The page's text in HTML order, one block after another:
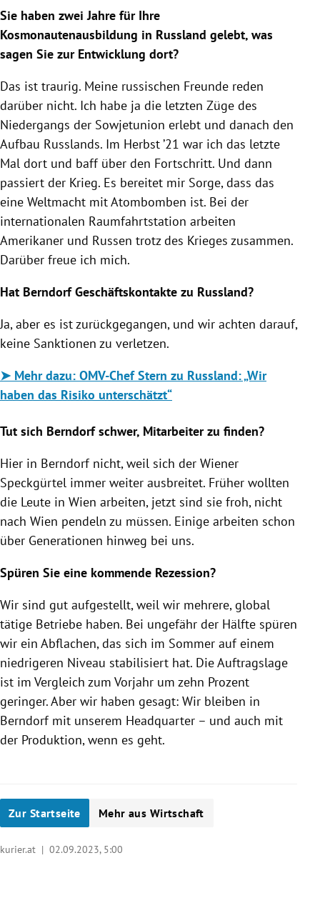
Sie haben zwei Jahre für Ihre
Kosmonautenausbildung in Russland gelebt, was
sagen Sie zur Entwicklung dort?
Das ist traurig. Meine russischen Freunde reden
darüber nicht. Ich habe ja die letzten Züge des
Niedergangs der Sowjetunion erlebt und danach den
Aufbau Russlands. Im Herbst ’21 war ich das letzte
Mal dort und baff über den Fortschritt. Und dann
passiert der Krieg. Es bereitet mir Sorge, dass das
eine Weltmacht mit Atombomben ist. Bei der
internationalen Raumfahrtstation arbeiten
Amerikaner und Russen trotz des Krieges zusammen.
Darüber freue ich mich.
Hat Berndorf Geschäftskontakte zu Russland?
Ja, aber es ist zurückgegangen, und wir achten darauf,
keine Sanktionen zu verletzen.
➤ Mehr dazu: OMV-Chef Stern zu Russland: „Wir
haben das Risiko unterschätzt“
Tut sich Berndorf schwer, Mitarbeiter zu finden?
Hier in Berndorf nicht, weil sich der Wiener
Speckgürtel immer weiter ausbreitet. Früher wollten
die Leute in Wien arbeiten, jetzt sind sie froh, nicht
nach Wien pendeln zu müssen. Einige arbeiten schon
über Generationen hinweg bei uns.
Spüren Sie eine kommende Rezession?
Wir sind gut aufgestellt, weil wir mehrere, global
tätige Betriebe haben. Bei ungefähr der Hälfte spüren
wir ein Abflachen, das sich im Sommer auf einem
niedrigeren Niveau stabilisiert hat. Die Auftragslage
ist im Vergleich zum Vorjahr um zehn Prozent
geringer. Aber wir haben gesagt: Wir bleiben in
Berndorf mit unserem Headquarter – und auch mit
der Produktion, wenn es geht.
Zur Startseite Mehr aus Wirtschaft
kurier.at | 02.09.2023, 5:00